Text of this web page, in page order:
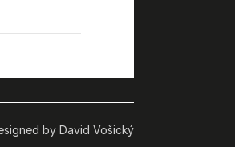
by David Vošický